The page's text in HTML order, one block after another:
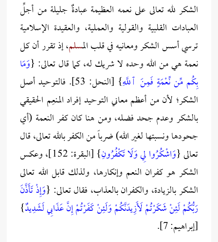
الشكر لله تعالى على نعمه العظيمة عبادةٌ جليلة من أجلِّ
العبادات القلبية والقولية والعملية، والعقيدة الإسلامية
ترسي أسس الشكر ومعانيه في قلب المسلم، إذ تقرر أن كل
نعمة هي من الله وحده لا شريك له، كما قال تعالى: {وَمَا
بِكُم مِّن نِّعْمَةٍ فَمِنَ ٱللَّهِ
} [النحل: 53]. فالتوحيد أصل
الشكر؛ لأن من أعظم معاني التوحيد إفراد المنعِم الحقيقي
بالشكر وعدم جحد فضله، ومن هنا كان كفر النعمة (أي
جحودها ونسبتها لغير الله) ضرباً من الكفر بالله تعالى، قال
تعالى {وَاشْكُرُوا لِي وَلَا تَكْفُرُونِ
} [البقرة: 152]، وعكس
الشكر هو كفران النعم وإنكارها، ولذلك قابل الله تعالى
الشكر بالزيادة، والكفران بالعذاب، فقال تعالى: {وَإِذْ تَأَذَّنَ
رَبُّكُمْ لَئِنْ شَكَرْتُمْ لَأَزِيدَنَّكُمْ وَلَئِنْ كَفَرْتُمْ إِنَّ عَذَابِي لَشَدِيدٌ}
[إبراهيم: 7].